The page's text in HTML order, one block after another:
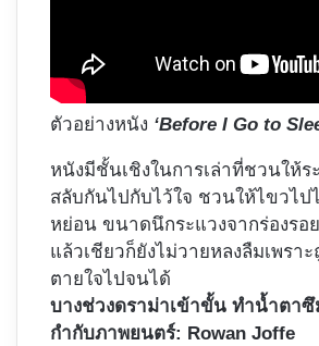
ตัวอย่างหนัง ‘Before I Go to
หนังมีชั้นเชิงในการเล่าที่ชวนให้ร
สลับกันไปกับไว้ใจ ชวนให้ไขวไป
หย่อน ขนาดนึกระแวงจากร่องรอ
แล้วเชียวก็ยังไม่วายหลงลืมเพรา
ตายใจไปจนได้
บางช่วงดราม่าเข้าขั้น ทำน้ำตาซึ
กำกับภาพยนตร์: Rowan Joffe